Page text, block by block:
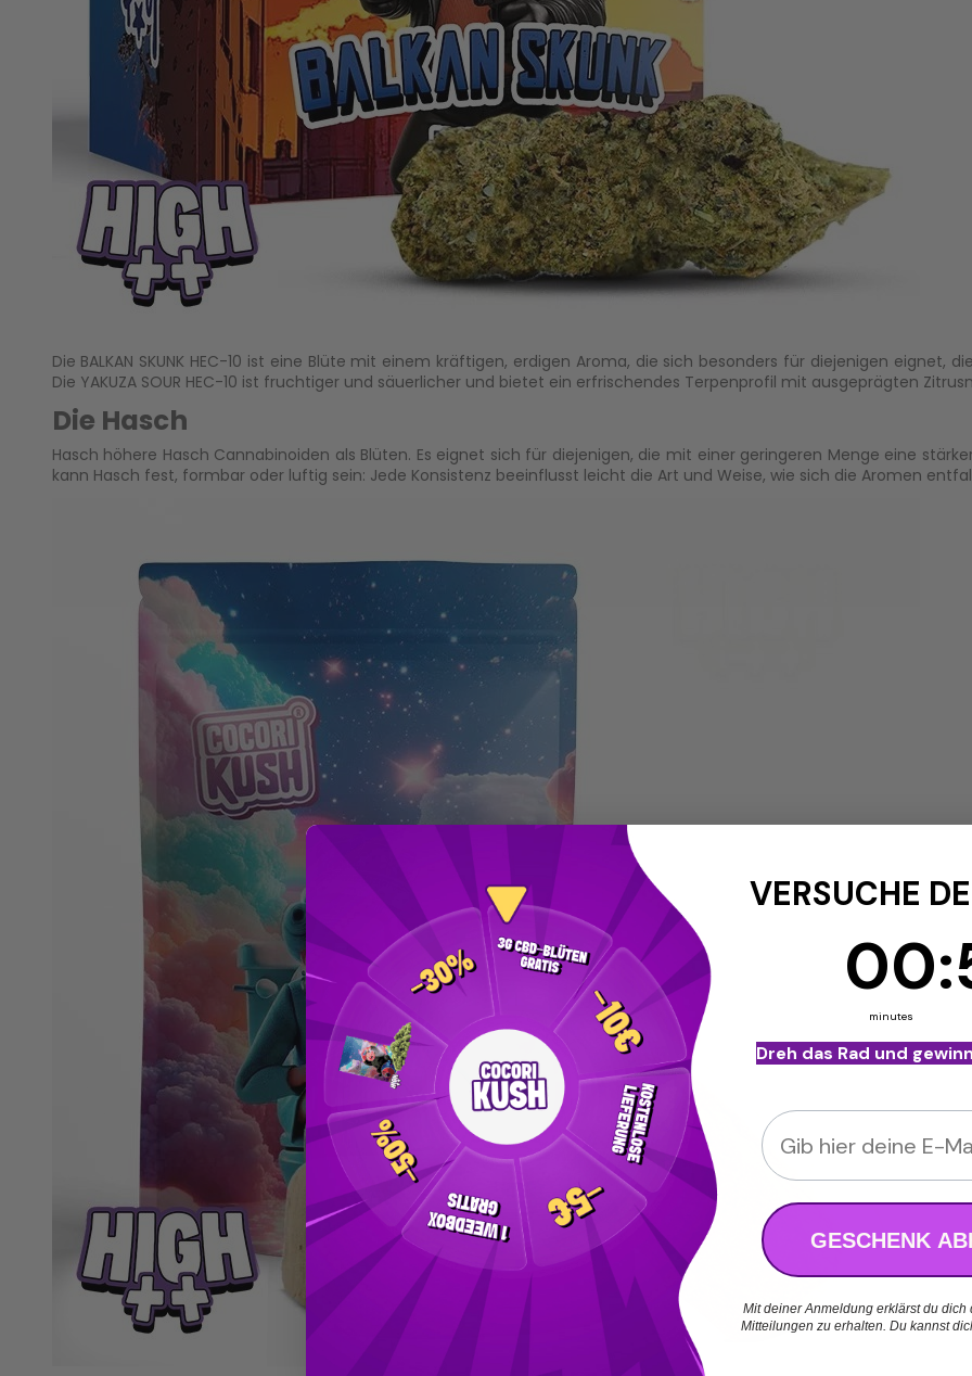
Die BALKAN SKUNK HEC-10 ist eine Blüte mit einem kräftigen, erdigen Aroma, die sich besonders für diejenigen eignet,
Die YAKUZA SOUR HEC-10 ist fruchtiger und säuerlicher und bietet ein erfrischendes Terpenprofil mit ausgeprägten
Die Hasch
Hasch höhere Hasch Cannabinoiden als Blüten. Es eignet sich für diejenigen, die mit einer geringeren Menge eine
kann Hasch fest, formbar oder luftig sein: Jede Konsistenz beeinflusst leicht die Art und Weise, wie sich die Aromen
VERSUCHE
00
minutes
:
Dreh das Rad und
Email
GESCHENK
Mit deiner Anmeldung erklärst du
Mitteilungen zu erhalten. Du kannst